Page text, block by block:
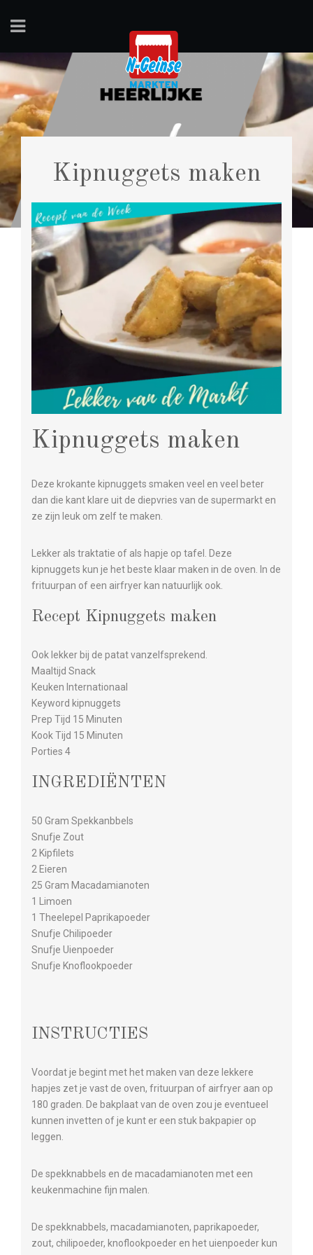
Kipnuggets maken
Kipnuggets maken
Deze krokante kipnuggets smaken veel en veel beter
dan die kant klare uit de diepvries van de supermarkt en
ze zijn leuk om zelf te maken.
Lekker als traktatie of als hapje op tafel. Deze
kipnuggets kun je het beste klaar maken in de oven. In de
frituurpan of een airfryer kan natuurlijk ook.
Recept Kipnuggets maken
Ook lekker bij de patat vanzelfsprekend.
Maaltijd Snack
Keuken Internationaal
Keyword kipnuggets
Prep Tijd 15 Minuten
Kook Tijd 15 Minuten
Porties 4
INGREDIËNTEN
50 Gram Spekkanbbels
Snufje Zout
2 Kipfilets
2 Eieren
25 Gram Macadamianoten
1 Limoen
1 Theelepel Paprikapoeder
Snufje Chilipoeder
Snufje Uienpoeder
Snufje Knoflookpoeder
INSTRUCTIES
Voordat je begint met het maken van deze lekkere
hapjes zet je vast de oven, frituurpan of airfryer aan op
180 graden. De bakplaat van de oven zou je eventueel
kunnen invetten of je kunt er een stuk bakpapier op
leggen.
De spekknabbels en de macadamianoten met een
keukenmachine fijn malen.
De spekknabbels, macadamianoten, paprikapoeder,
zout, chilipoeder, knoflookpoeder en het uienpoeder kun